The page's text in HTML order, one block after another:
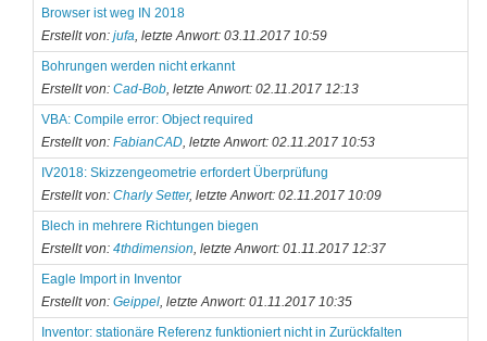
Browser ist weg IN 2018
Erstellt von: jufa , letzte Anwort: 03.11.2017 10:59
Bohrungen werden nicht erkannt
Erstellt von: Cad-Bob, letzte Anwort: 02.11.2017 12:13
VBA: Compile error: Object required
Erstellt von: FabianCAD, letzte Anwort: 02.11.2017 10:53
IV2018: Skizzengeometrie erfordert Überprüfung
Erstellt von: Charly Setter, letzte Anwort: 02.11.2017 10:09
Blech in mehrere Richtungen biegen
Erstellt von: 4thdimension , letzte Anwort: 01.11.2017 12:37
Eagle Import in Inventor
Erstellt von: Geippel, letzte Anwort: 01.11.2017 10:35
Inventor: stationäre Referenz funktioniert nicht in Zurückfalten